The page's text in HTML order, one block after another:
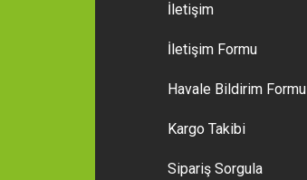
İletişim
İletişim Formu
Havale Bildirim Formu
Kargo Takibi
Sipariş Sorgula